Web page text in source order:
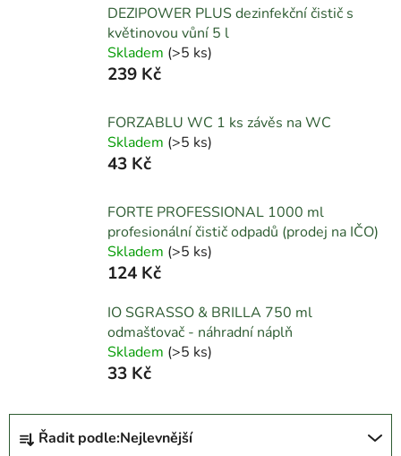
DEZIPOWER PLUS dezinfekční čistič s
květinovou vůní 5 l
Skladem (>5 ks)
239 Kč
FORZABLU WC 1 ks závěs na WC
Skladem (>5 ks)
43 Kč
FORTE PROFESSIONAL 1000 ml
profesionální čistič odpadů (prodej na IČO)
Skladem (>5 ks)
124 Kč
IO SGRASSO & BRILLA 750 ml
odmašťovač - náhradní náplň
Skladem (>5 ks)
33 Kč
Řadit podle:Nejlevnější